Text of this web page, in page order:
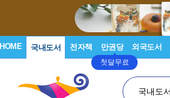
HOME 국내도서 전자책 만권당
첫달무료
외국도서
국내도